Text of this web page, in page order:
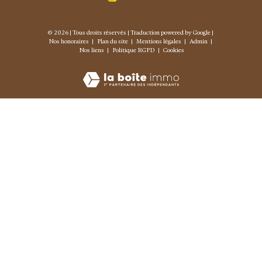
© 2026 | Tous droits réservés | Traduction powered by Google |
Nos honoraires
Plan du site Mentions légales
Admin
Nos liens
Politique RGPD Cookies